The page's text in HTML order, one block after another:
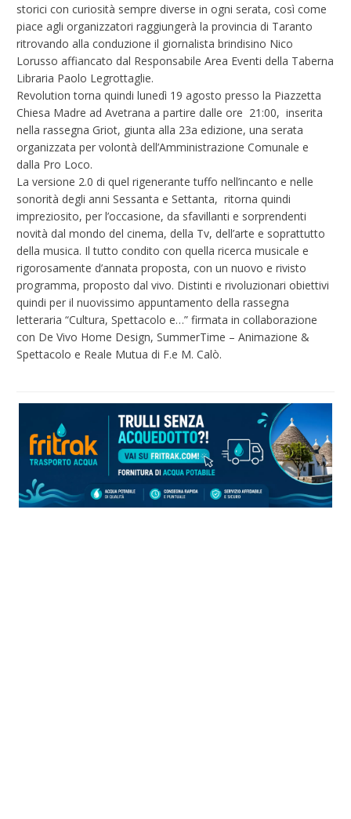
storici con curiosità sempre diverse in ogni serata, così come
piace agli organizzatori raggiungerà la provincia di Taranto
ritrovando alla conduzione il giornalista brindisino Nico
Lorusso affiancato dal Responsabile Area Eventi della Taberna
Libraria Paolo Legrottaglie.
Revolution torna quindi lunedì 19 agosto presso la Piazzetta
Chiesa Madre ad Avetrana a partire dalle ore 21:00, inserita
nella rassegna Griot, giunta alla 23a edizione, una serata
organizzata per volontà dell’Amministrazione Comunale e
dalla Pro Loco.
La versione 2.0 di quel rigenerante tuffo nell’incanto e nelle
sonorità degli anni Sessanta e Settanta, ritorna quindi
impreziosito, per l’occasione, da sfavillanti e sorprendenti
novità dal mondo del cinema, della Tv, dell’arte e soprattutto
della musica. Il tutto condito con quella ricerca musicale e
rigorosamente d’annata proposta, con un nuovo e rivisto
programma, proposto dal vivo. Distinti e rivoluzionari obiettivi
quindi per il nuovissimo appuntamento della rassegna
letteraria “Cultura, Spettacolo e…” firmata in collaborazione
con De Vivo Home Design, SummerTime – Animazione &
Spettacolo e Reale Mutua di F.e M. Calò.